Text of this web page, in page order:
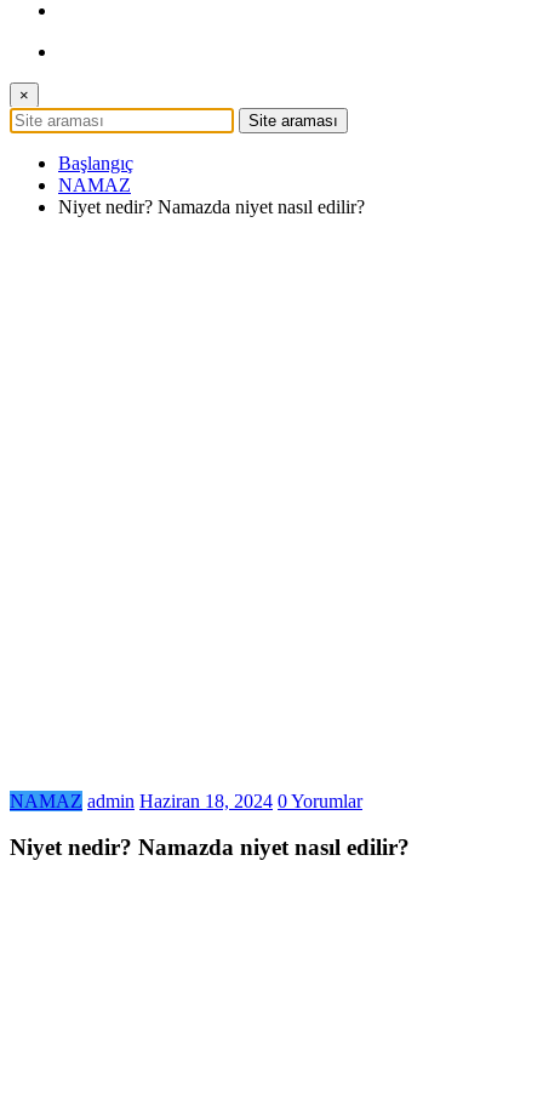
×
Başlangıç
NAMAZ
Niyet nedir? Namazda niyet nasıl edilir?
NAMAZ admin Haziran 18, 2024 0 Yorumlar
Niyet nedir? Namazda niyet nasıl edilir?